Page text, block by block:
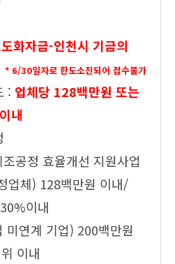
화자금-인천시 기금의
* 6/30일자로 한도소진되어 접수불가
: 업체당 128백만원 또는
내
공정 효율개선 지원사업
업체) 128백만원 이내/
이내
미연계 기업) 200백만원
이내